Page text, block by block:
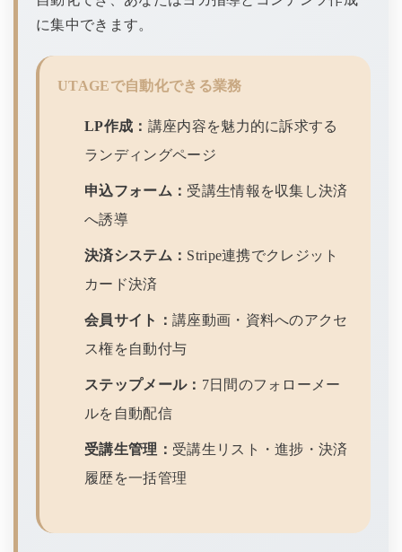
に集中できます。
UTAGEで自動化できる業務
LP作成： 講座内容を魅力的に訴求する
ランディングページ
申込フォーム： 受講生情報を収集し決済
へ誘導
決済システム： Stripe連携でクレジット
カード決済
会員サイト： 講座動画・資料へのアクセ
ス権を自動付与
ステップメール： 7日間のフォローメー
ルを自動配信
受講生管理： 受講生リスト・進捗・決済
履歴を一括管理